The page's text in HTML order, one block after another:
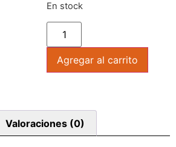
En stock
Agregar al carrito
Valoraciones (0)